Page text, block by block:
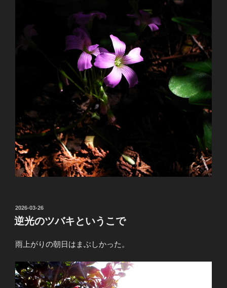
投
稿
日:
2026-03-26
逆光のツバキというこで
雨上がりの朝日はまぶしかった。